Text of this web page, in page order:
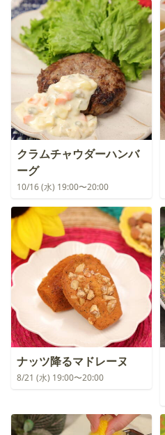
クラムチャウダーハンバ
ーグ
10/16 (水) 19:00〜20:00
ナッツ降るマドレーヌ
8/21 (水) 19:00〜20:00